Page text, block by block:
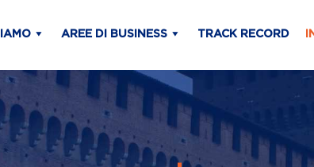
AREE DI BUSINESS TRACK RECORD